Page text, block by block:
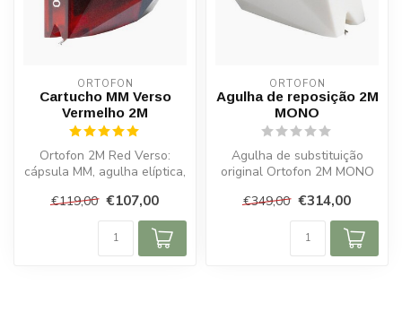
ORTOFON
Cartucho MM Verso
Vermelho 2M
Ortofon 2M Red Verso:
cápsula MM, agulha elíptica,
e...
€119,00 €107,00
ORTOFON
Agulha de reposição 2M
MONO
Agulha de substituição
original Ortofon 2M MONO
LPs mon...
€349,00 €314,00